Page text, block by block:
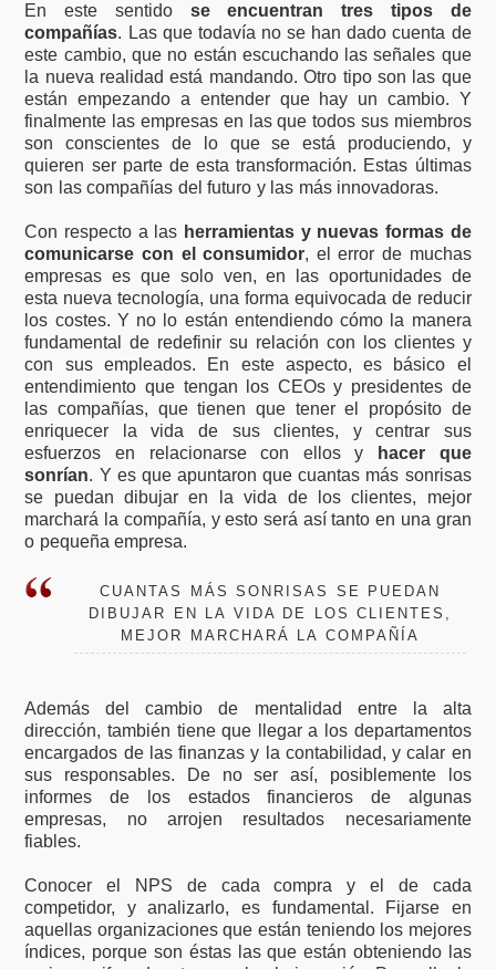
En este sentido se encuentran tres tipos de
compañías. Las que todavía no se han dado cuenta de
este cambio, que no están escuchando las señales que
la nueva realidad está mandando. Otro tipo son las que
están empezando a entender que hay un cambio. Y
finalmente las empresas en las que todos sus miembros
son conscientes de lo que se está produciendo, y
quieren ser parte de esta transformación. Estas últimas
son las compañías del futuro y las más innovadoras.
Con respecto a las herramientas y nuevas formas de
comunicarse con el consumidor, el error de muchas
empresas es que solo ven, en las oportunidades de
esta nueva tecnología, una forma equivocada de reducir
los costes. Y no lo están entendiendo cómo la manera
fundamental de redefinir su relación con los clientes y
con sus empleados. En este aspecto, es básico el
entendimiento que tengan los CEOs y presidentes de
las compañías, que tienen que tener el propósito de
enriquecer la vida de sus clientes, y centrar sus
esfuerzos en relacionarse con ellos y
hacer que
sonrían. Y es que apuntaron que cuantas más sonrisas
se puedan dibujar en la vida de los clientes, mejor
marchará la compañía, y esto será así tanto en una gran
o pequeña empresa.
CUANTAS MÁS SONRISAS SE PUEDAN
DIBUJAR EN LA VIDA DE LOS CLIENTES,
MEJOR MARCHARÁ LA COMPAÑÍA
Además del cambio de mentalidad entre la alta
dirección, también tiene que llegar a los departamentos
encargados de las finanzas y la contabilidad, y calar en
sus responsables. De no ser así, posiblemente los
informes de los estados financieros de algunas
empresas, no arrojen resultados necesariamente
fiables.
Conocer el NPS de cada compra y el de cada
competidor, y analizarlo, es fundamental. Fijarse en
aquellas organizaciones que están teniendo los mejores
índices, porque son éstas las que están obteniendo las